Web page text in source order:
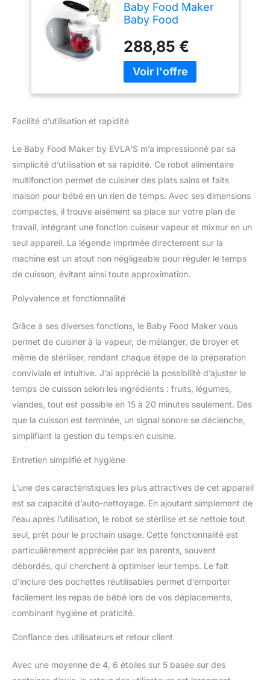
Baby Food Maker
Baby Food
Grinder Steamer
Cooks Blends
Healthy Homemade
Baby Food in
Minutes Self
288,85 €
Facilité d’utilisation et rapidité
Le Baby Food Maker by EVLA’S m’a impressionné par sa
simplicité d’utilisation et sa rapidité. Ce robot alimentaire
multifonction permet de cuisiner des plats sains et faits
maison pour bébé en un rien de temps. Avec ses dimensions
compactes, il trouve aisément sa place sur votre plan de
travail, intégrant une fonction cuiseur vapeur et mixeur en un
seul appareil. La légende imprimée directement sur la
machine est un atout non négligeable pour réguler le temps
de cuisson, évitant ainsi toute approximation.
Polyvalence et fonctionnalité
Grâce à ses diverses fonctions, le Baby Food Maker vous
permet de cuisiner à la vapeur, de mélanger, de broyer et
même de stériliser, rendant chaque étape de la préparation
conviviale et intuitive. J’ai apprécié la possibilité d’ajuster le
temps de cuisson selon les ingrédients : fruits, légumes,
viandes, tout est possible en 15 à 20 minutes seulement. Dès
que la cuisson est terminée, un signal sonore se déclenche,
simplifiant la gestion du temps en cuisine.
Entretien simplifié et hygiène
L’une des caractéristiques les plus attractives de cet appareil
est sa capacité d’auto-nettoyage. En ajoutant simplement de
l’eau après l’utilisation, le robot se stérilise et se nettoie tout
seul, prêt pour le prochain usage. Cette fonctionnalité est
particulièrement appréciée par les parents, souvent
débordés, qui cherchent à optimiser leur temps. Le fait
d’inclure des pochettes réutilisables permet d’emporter
facilement les repas de bébé lors de vos déplacements,
combinant hygiène et praticité.
Confiance des utilisateurs et retour client
Avec une moyenne de 4, 6 étoiles sur 5 basée sur des